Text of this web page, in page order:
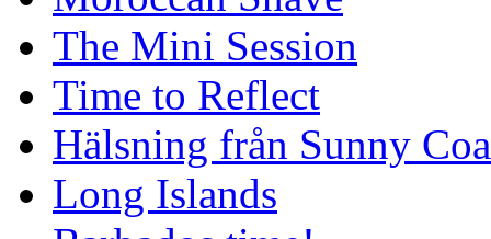
The Mini Session
Time to Reflect
Hälsning från Sunny
Long Islands